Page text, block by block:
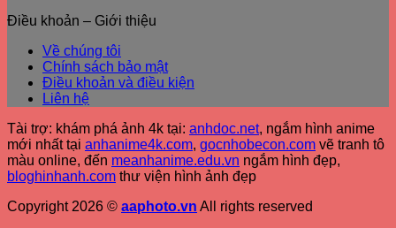
Điều khoản – Giới thiệu
Về chúng tôi
Chính sách bảo mật
Điều khoản và điều kiện
Liên hệ
Tài trợ: khám phá ảnh 4k tại: anhdoc.net, ngắm hình anime
mới nhất tại anhanime4k.com, gocnhobecon.com vẽ tranh tô
màu online, đến meanhanime.edu.vn ngắm hình đẹp,
bloghinhanh.com thư viện hình ảnh đẹp
Copyright 2026 © aaphoto.vn All rights reserved